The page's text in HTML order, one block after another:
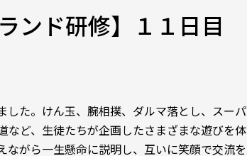
ンド研修】１１日目
た。けん玉、腕相撲、ダルマ落とし、スーパ
ど、生徒たちが企画したさまざまな遊びを体
がら一生懸命に説明し、互いに笑顔で交流を